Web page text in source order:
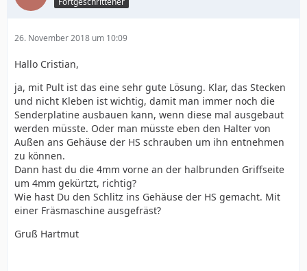
26. November 2018 um 10:09
Hallo Cristian,
ja, mit Pult ist das eine sehr gute Lösung. Klar, das Stecken
und nicht Kleben ist wichtig, damit man immer noch die
Senderplatine ausbauen kann, wenn diese mal ausgebaut
werden müsste. Oder man müsste eben den Halter von
Außen ans Gehäuse der HS schrauben um ihn entnehmen
zu können.
Dann hast du die 4mm vorne an der halbrunden Griffseite
um 4mm gekürtzt, richtig?
Wie hast Du den Schlitz ins Gehäuse der HS gemacht. Mit
einer Fräsmaschine ausgefräst?
Gruß Hartmut